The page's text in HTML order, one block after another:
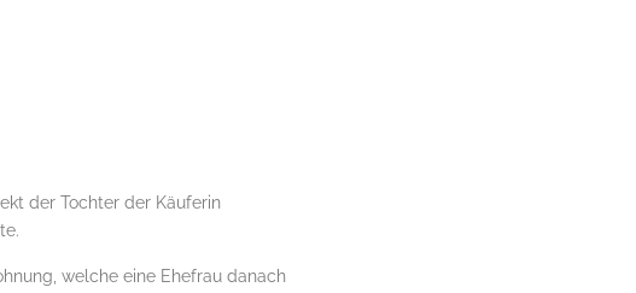
der Tochter der Käuferin
welche eine Ehefrau danach